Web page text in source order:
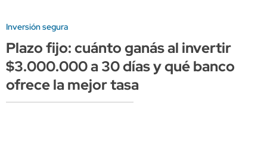
Inversión segura
Plazo fijo: cuánto ganás al invertir
$3.000.000 a 30 días y qué banco
ofrece la mejor tasa